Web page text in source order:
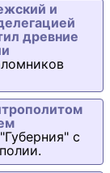
и
древние
с